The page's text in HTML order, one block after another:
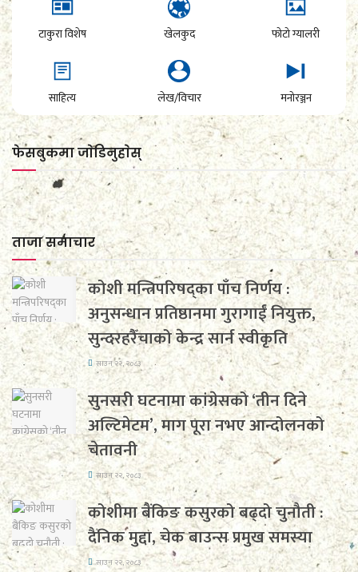
टाकुरा विशेष खेलकुद फोटो ग्यालरी
साहित्य लेख/विचार मनोरञ्जन
फेसबुकमा जाेडिनुहाेस्
ताजा समाचार
कोशी मन्त्रिपरिषद्का पाँच निर्णय :
अनुसन्धान प्रतिष्ठानमा गुरागाईं नियुक्त,
सुन्दरहरैँचाको केन्द्र सार्न स्वीकृति
साउन २२, २०८३
सुनसरी घटनामा कांग्रेसको ‘तीन दिने
अल्टिमेटम’, माग पूरा नभए आन्दोलनको
चेतावनी
साउन २२, २०८३
कोशीमा बैंकिङ कसुरको बढ्दो चुनौती :
दैनिक मुद्दा, चेक बाउन्स प्रमुख समस्या
साउन २२, २०८३